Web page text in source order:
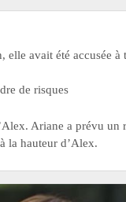
elle avait été accusée
de risques
Ariane a prévu un
la hauteur d’Alex.